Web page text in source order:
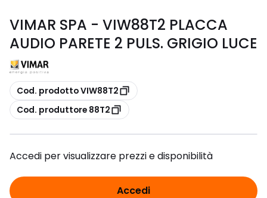
VIMAR SPA - VIW88T2 PLACCA
AUDIO PARETE 2 PULS. GRIGIO LUCE
copia
Cod. prodotto VIW88T2
copia
Cod. produttore 88T2
Accedi per visualizzare prezzi e disponibilità
Accedi